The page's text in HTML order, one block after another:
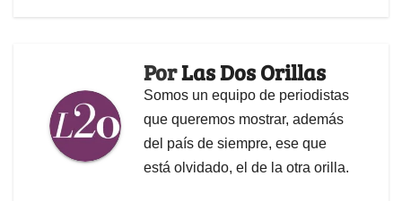
PorLas Dos Orillas
Somos un equipo de periodistas
que queremos mostrar, además
del país de siempre, ese que
está olvidado, el de la otra orilla.